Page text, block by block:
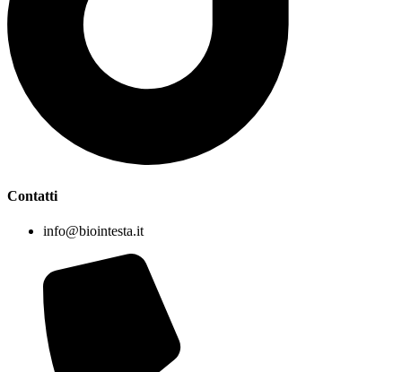
Contatti
info@biointesta.it